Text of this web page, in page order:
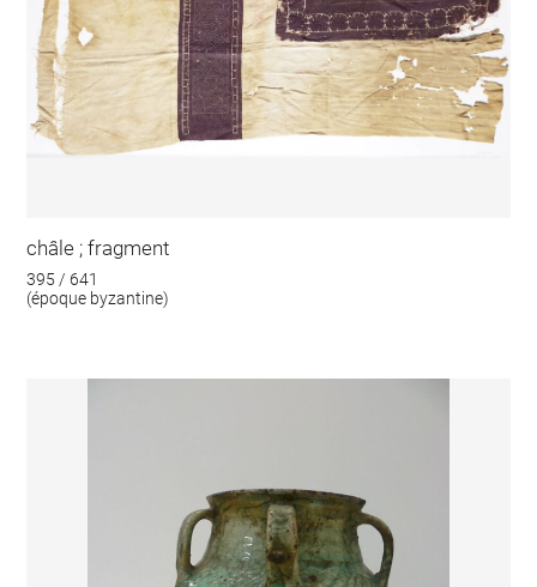
châle ; fragment
395 / 641
(époque byzantine)